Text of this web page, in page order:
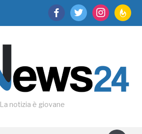
facebooktwitter instagram
La notizia è giovane